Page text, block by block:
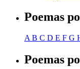
Poemas
AB C D E F G
Poemas